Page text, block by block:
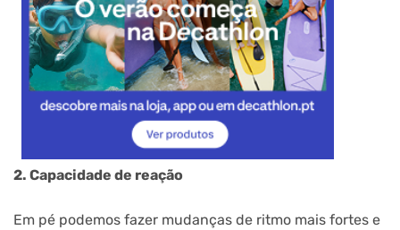
2. Capacidade de reação
Em pé podemos fazer mudanças de ritmo mais fortes e